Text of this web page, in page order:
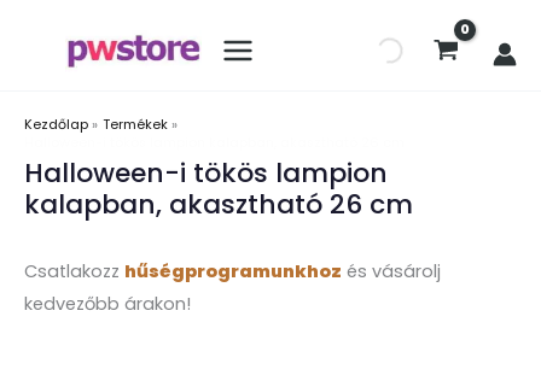
Kezdőlap
Termékek
Halloween-i tökös lampion
kalapban, akasztható 26 cm
Csatlakozz hűségprogramunkhoz és vásárolj
kedvezőbb árakon!